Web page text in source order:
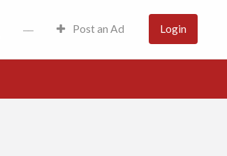
Post an Ad Login